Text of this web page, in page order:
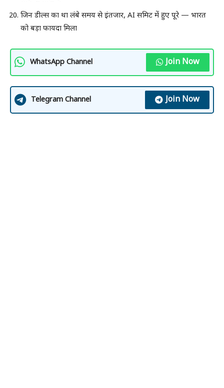
जिन डील्स का था लंबे समय से इंतजार, AI समिट में हुए पूरे — भारत
को बड़ा फायदा मिला
WhatsApp Channel Join Now
Telegram Channel Join Now